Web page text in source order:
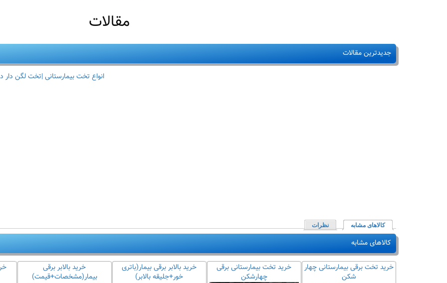
مقالات
جدیدترین مقالات
انواع تخت بیمارستانی |تخت لگن دار
کالاهای مشابه (لبه فعال)نظرات
کالاهای مشابه
خرید بالابر برقی
بیمار(مشخصات+قیمت)
خرید بالابر برقی بیمار(باتری
خور+جلیقه بالابر)
خرید تخت بیمارستانی برقی
چهارشکن
خرید تخت برقی بیمارستانی چهار
شکن